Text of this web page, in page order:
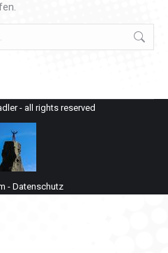
- all rights reserved
- Datenschutz